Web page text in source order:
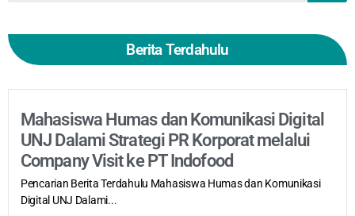
Berita Terdahulu
Mahasiswa Humas dan Komunikasi Digital
UNJ Dalami Strategi PR Korporat melalui
Company Visit ke PT Indofood
Pencarian Berita Terdahulu Mahasiswa Humas dan Komunikasi
Digital UNJ Dalami...